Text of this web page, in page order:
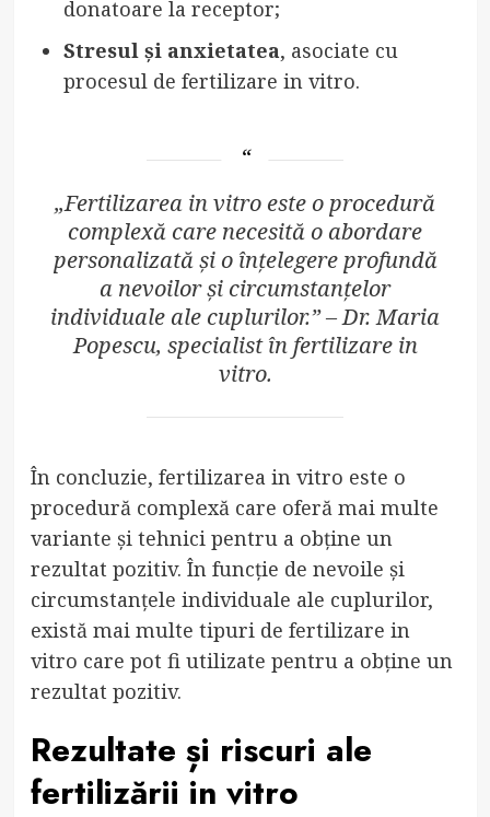
donatoare la receptor;
Stresul și anxietatea, asociate cu
procesul de fertilizare in vitro.
„Fertilizarea in vitro este o procedură
complexă care necesită o abordare
personalizată și o înțelegere profundă
a nevoilor și circumstanțelor
individuale ale cuplurilor.” – Dr. Maria
Popescu, specialist în fertilizare in
vitro.
În concluzie, fertilizarea in vitro este o
procedură complexă care oferă mai multe
variante și tehnici pentru a obține un
rezultat pozitiv. În funcție de nevoile și
circumstanțele individuale ale cuplurilor,
există mai multe tipuri de fertilizare in
vitro care pot fi utilizate pentru a obține un
rezultat pozitiv.
Rezultate și riscuri ale
fertilizării in vitro